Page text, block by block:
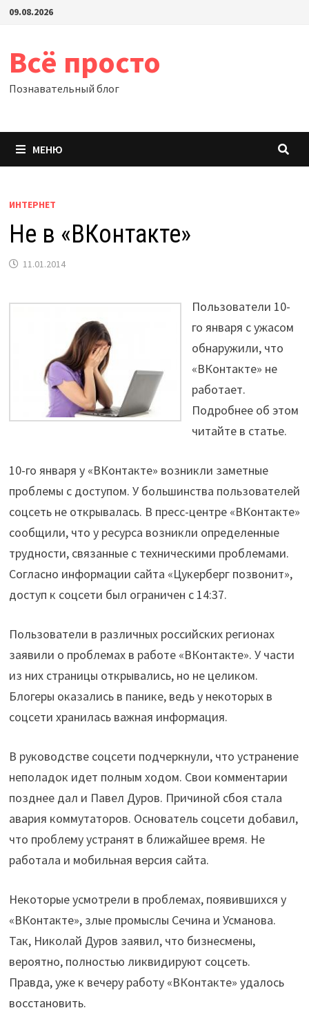
Перейти
09.08.2026
Всё просто
Познавательный блог
МЕНЮ
ИНТЕРНЕТ
Не в «ВКонтакте»
11.01.2014
Пользователи 10-
го января с ужасом
обнаружили, что
«ВКонтакте» не
работает.
Подробнее об этом
читайте в статье.
10-го января у «ВКонтакте» возникли заметные
проблемы с доступом. У большинства пользователей
соцсеть не открывалась. В пресс-центре «ВКонтакте»
сообщили, что у ресурса возникли определенные
трудности, связанные с техническими проблемами.
Согласно информации сайта «Цукерберг позвонит»,
доступ к соцсети был ограничен с 14:37.
Пользователи в различных российских регионах
заявили о проблемах в работе «ВКонтакте». У части
из них страницы открывались, но не целиком.
Блогеры оказались в панике, ведь у некоторых в
соцсети хранилась важная информация.
В руководстве соцсети подчеркнули, что устранение
неполадок идет полным ходом. Свои комментарии
позднее дал и Павел Дуров. Причиной сбоя стала
авария коммутаторов. Основатель соцсети добавил,
что проблему устранят в ближайшее время. Не
работала и мобильная версия сайта.
Некоторые усмотрели в проблемах, появившихся у
«ВКонтакте», злые промыслы Сечина и Усманова.
Так, Николай Дуров заявил, что бизнесмены,
вероятно, полностью ликвидируют соцсеть.
Правда, уже к вечеру работу «ВКонтакте» удалось
восстановить.